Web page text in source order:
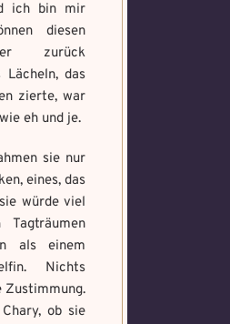
ich bin mir
diesen
zurück
Lächeln, das
zierte, war
eh und je.
sie nur
eines, das
würde viel
Tagträumen
als einem
Nichts
ob sie